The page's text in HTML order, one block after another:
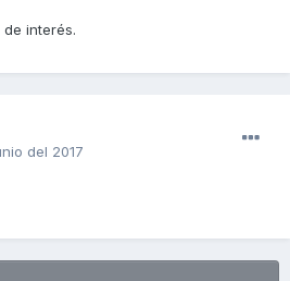
interés.
del 2017